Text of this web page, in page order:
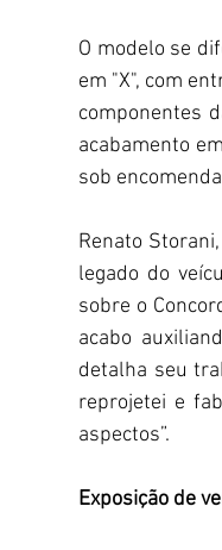
O modelo se
em "X", com
componentes
acabamento
sob
Renato
legado do
sobre o
acabo
detalha seu
reprojetei e
aspectos”.
Exposição de